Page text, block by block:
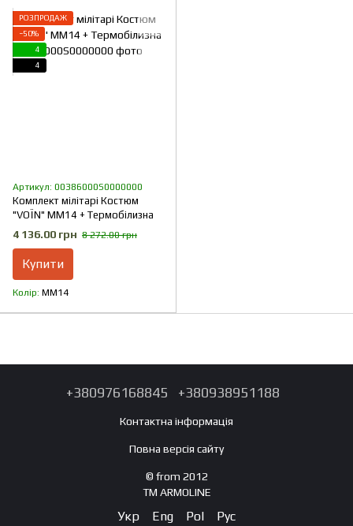
РОЗПРОДАЖ
−50%
4
4
Артикул: 00386000S0000000
Комплект мілітарі Костюм
"VOЇN" MM14 + Термобілизна
4 136.00 грн 8 272.00 грн
Купити
Колір ММ14
+380976168845 +380938951188
Контактна інформація
Повна версія сайту
© from 2012
TM ARMOLINE
Укр Eng Pol Рус